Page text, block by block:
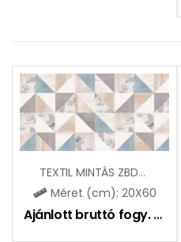
TEXTIL MINTÁS ZBD62268
Méret (cm): 20X60
Ajánlott bruttó fogy. ár: